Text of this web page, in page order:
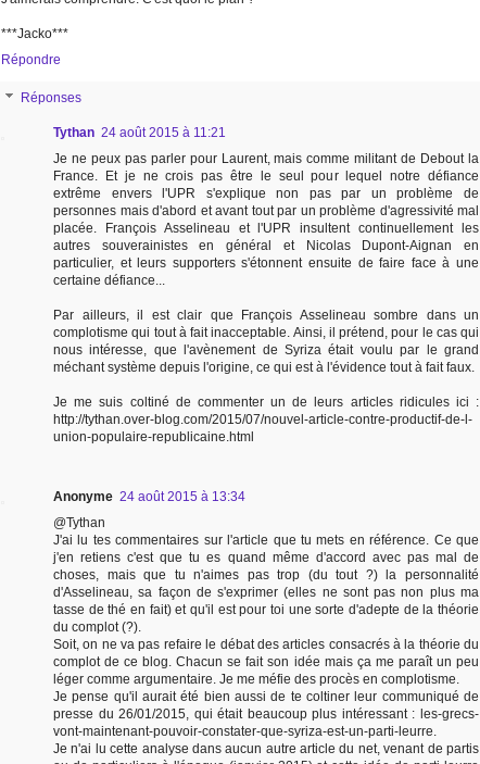
***Jacko***
Répondre
Réponses
Tythan 24 août 2015 à 11:21
Je ne peux pas parler pour Laurent, mais comme militant de Debout la
France. Et je ne crois pas être le seul pour lequel notre défiance
extrême envers l'UPR s'explique non pas par un problème de
personnes mais d'abord et avant tout par un problème d'agressivité mal
placée. François Asselineau et l'UPR insultent continuellement les
autres souverainistes en général et Nicolas Dupont-Aignan en
particulier, et leurs supporters s'étonnent ensuite de faire face à une
certaine défiance...
Par ailleurs, il est clair que François Asselineau sombre dans un
complotisme qui tout à fait inacceptable. Ainsi, il prétend, pour le cas qui
nous intéresse, que l'avènement de Syriza était voulu par le grand
méchant système depuis l'origine, ce qui est à l'évidence tout à fait faux.
Je me suis coltiné de commenter un de leurs articles ridicules ici :
http://tythan.over-blog.com/2015/07/nouvel-article-contre-productif-de-l-
union-populaire-republicaine.html
Anonyme 24 août 2015 à 13:34
@Tythan
J'ai lu tes commentaires sur l'article que tu mets en référence. Ce que
j'en retiens c'est que tu es quand même d'accord avec pas mal de
choses, mais que tu n'aimes pas trop (du tout ?) la personnalité
d'Asselineau, sa façon de s'exprimer (elles ne sont pas non plus ma
tasse de thé en fait) et qu'il est pour toi une sorte d'adepte de la théorie
du complot (?).
Soit, on ne va pas refaire le débat des articles consacrés à la théorie du
complot de ce blog. Chacun se fait son idée mais ça me paraît un peu
léger comme argumentaire. Je me méfie des procès en complotisme.
Je pense qu'il aurait été bien aussi de te coltiner leur communiqué de
presse du 26/01/2015, qui était beaucoup plus intéressant : les-grecs-
vont-maintenant-pouvoir-constater-que-syriza-est-un-parti-leurre.
Je n'ai lu cette analyse dans aucun autre article du net, venant de partis